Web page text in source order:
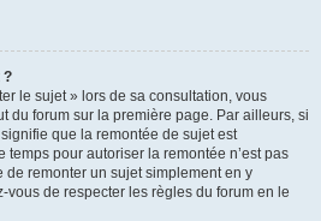
?
le sujet » lors de sa consultation, vous
du forum sur la première page. Par ailleurs, si
que la remontée de sujet est
temps pour autoriser la remontée n’est pas
de remonter un sujet simplement en y
de respecter les règles du forum en le